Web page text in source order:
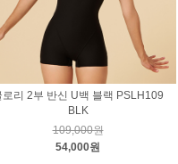
로리 2부 반신 U백 블랙 PSLH109
BLK
109,000원
54,000원